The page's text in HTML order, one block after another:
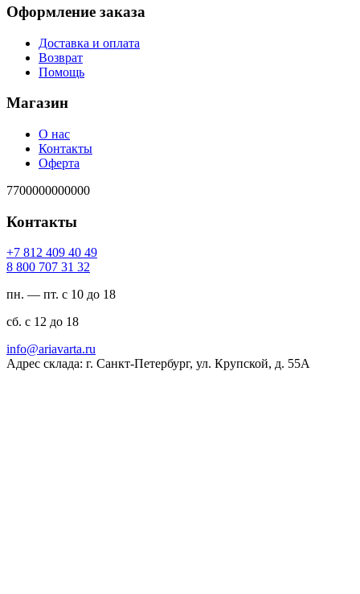
Оформление заказа
Доставка и оплата
Возврат
Помощь
Магазин
О нас
Контакты
Оферта
7700000000000
Контакты
94 04 904 218 7+
23 13 707 008 8
пн. — пт. с 10 до 18
сб. с 12 до 18
ur.atravaira@ofni
Адрес склада: г. Санкт-Петербург, ул. Крупской, д. 55А